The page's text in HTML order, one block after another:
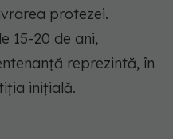
protezei.
15-20 de ani,
reprezintă, în
inițială.